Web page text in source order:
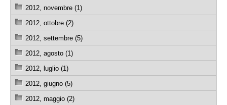
2012, novembre (1)
2012, ottobre (2)
2012, settembre (5)
2012, agosto (1)
2012, luglio (1)
2012, giugno (5)
2012, maggio (2)